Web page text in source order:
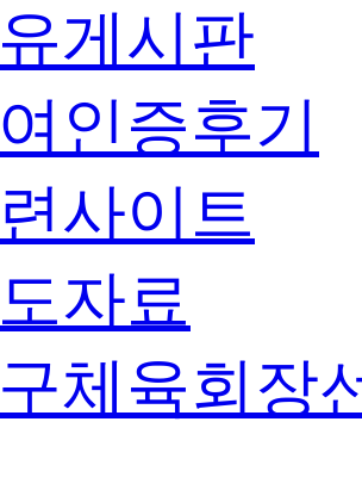
게시판
인증후기
사이트
자료
체육회장